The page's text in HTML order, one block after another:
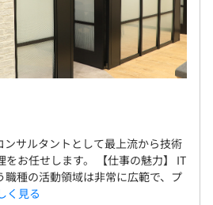
サルタントとして最上流から技術
をお任せします。 【仕事の魅力】 IT
職種の活動領域は非常に広範で、プ
く見る